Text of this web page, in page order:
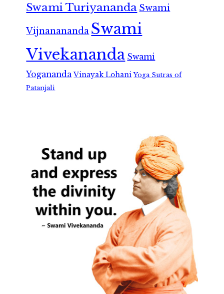
Swami Turiyananda Swami
Vijnanananda Swami
Vivekananda Swami
Yogananda Vinayak Lohani Yoga Sutras of
Patanjali